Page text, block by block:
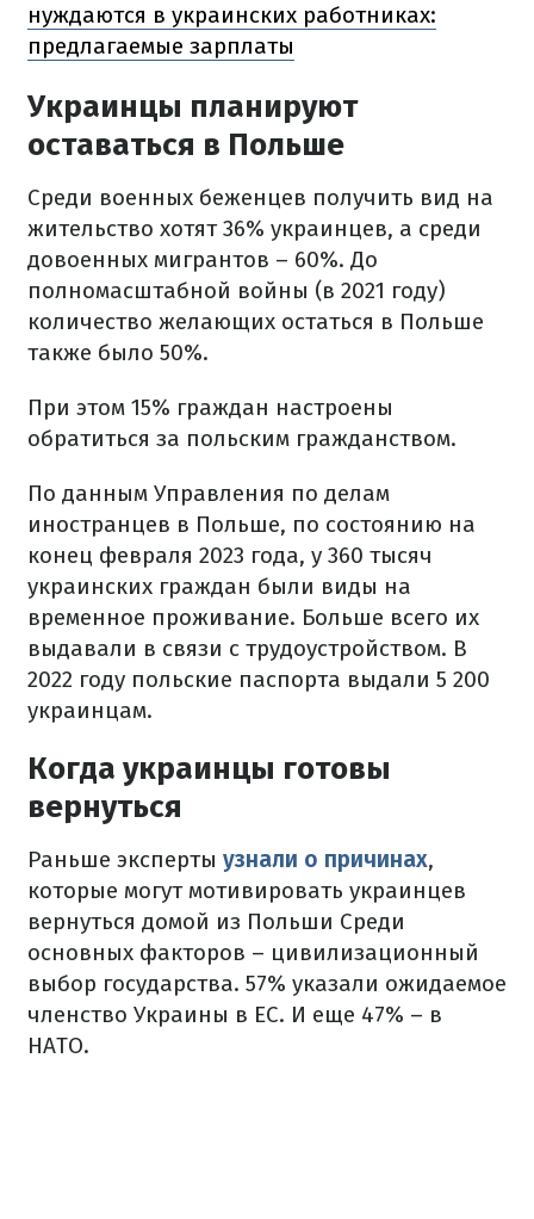
нуждаются в украинских работниках:
предлагаемые зарплаты
Украинцы планируют
оставаться в Польше
Среди военных беженцев получить вид на
жительство хотят 36% украинцев, а среди
довоенных мигрантов – 60%. До
полномасштабной войны (в 2021 году)
количество желающих остаться в Польше
также было 50%.
При этом 15% граждан настроены
обратиться за польским гражданством.
По данным Управления по делам
иностранцев в Польше, по состоянию на
конец февраля 2023 года, у 360 тысяч
украинских граждан были виды на
временное проживание. Больше всего их
выдавали в связи с трудоустройством. В
2022 году польские паспорта выдали 5 200
украинцам.
Когда украинцы готовы
вернуться
Раньше эксперты узнали о причинах,
которые могут мотивировать украинцев
вернуться домой из Польши Среди
основных факторов – цивилизационный
выбор государства. 57% указали ожидаемое
членство Украины в ЕС. И еще 47% – в
НАТО.